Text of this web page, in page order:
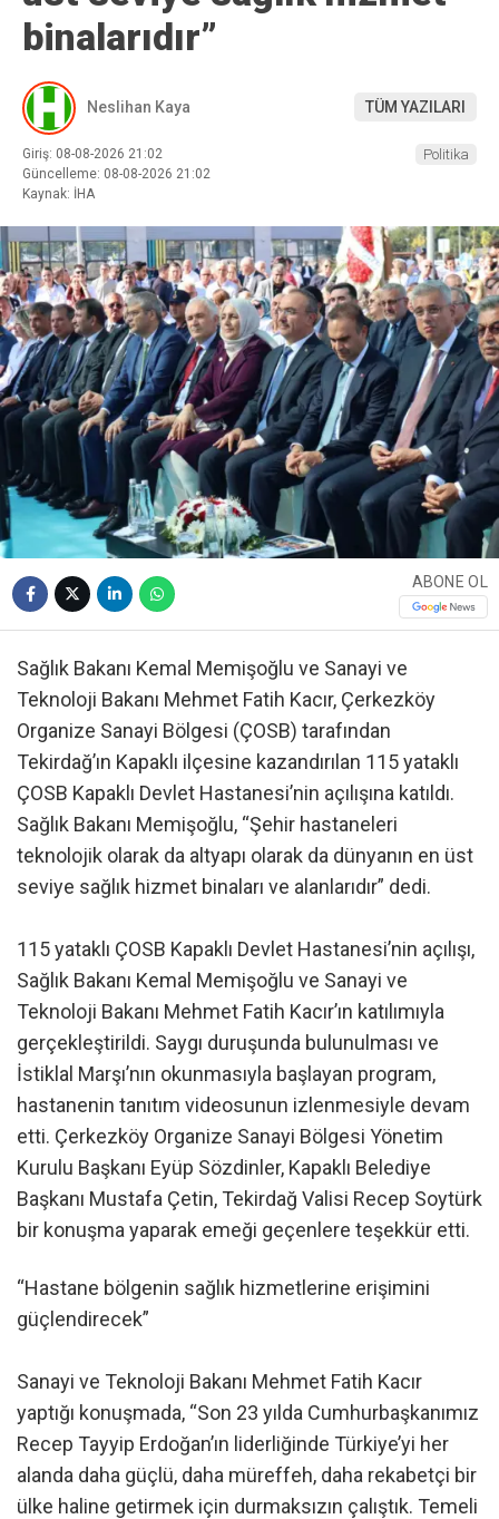
binalarıdır”
Neslihan Kaya TÜM YAZILARI
Giriş: 08-08-2026 21:02
Güncelleme: 08-08-2026 21:02
Kaynak: İHA
Politika
ABONE OL
Sağlık Bakanı Kemal Memişoğlu ve Sanayi ve
Teknoloji Bakanı Mehmet Fatih Kacır, Çerkezköy
Organize Sanayi Bölgesi (ÇOSB) tarafından
Tekirdağ’ın Kapaklı ilçesine kazandırılan 115 yataklı
ÇOSB Kapaklı Devlet Hastanesi’nin açılışına katıldı.
Sağlık Bakanı Memişoğlu, “Şehir hastaneleri
teknolojik olarak da altyapı olarak da dünyanın en üst
seviye sağlık hizmet binaları ve alanlarıdır” dedi.
115 yataklı ÇOSB Kapaklı Devlet Hastanesi’nin açılışı,
Sağlık Bakanı Kemal Memişoğlu ve Sanayi ve
Teknoloji Bakanı Mehmet Fatih Kacır’ın katılımıyla
gerçekleştirildi. Saygı duruşunda bulunulması ve
İstiklal Marşı’nın okunmasıyla başlayan program,
hastanenin tanıtım videosunun izlenmesiyle devam
etti. Çerkezköy Organize Sanayi Bölgesi Yönetim
Kurulu Başkanı Eyüp Sözdinler, Kapaklı Belediye
Başkanı Mustafa Çetin, Tekirdağ Valisi Recep Soytürk
bir konuşma yaparak emeği geçenlere teşekkür etti.
“Hastane bölgenin sağlık hizmetlerine erişimini
güçlendirecek”
Sanayi ve Teknoloji Bakanı Mehmet Fatih Kacır
yaptığı konuşmada, “Son 23 yılda Cumhurbaşkanımız
Recep Tayyip Erdoğan’ın liderliğinde Türkiye’yi her
alanda daha güçlü, daha müreffeh, daha rekabetçi bir
ülke haline getirmek için durmaksızın çalıştık. Temeli